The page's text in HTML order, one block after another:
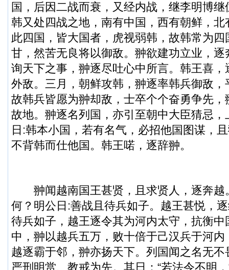
国，后因二战而衰，又经内战，继李明博
韩又处四战之地，南有中国，西有朝鲜，
此四国，皆大国者，虎视弱韩，故韩常为
甘，然苦无良将以御敌。翀欲建功立业，
询天下之事，翀逐尽吐心中所言。韩王喜
外敌。三月，朝鲜攻韩，翀逐率韩兵御敌
故韩兵皆愿为翀却敌，士卒个个奋勇争先
故地。翀逐名列国，亦引至朝中大臣猜忌
日:韩本小国，若有名气，必招他国图谋，
不背韩而仕他国。韩王喏，逐辞翀。
翀闻越南国王甚贤，且求贤人，逐奔越
何？明公日:善战且待兵如子。越王甚悦，
待兵如子，越王逐令其为河内太守，抗衡
中，翀以越兵五万，败十倍于己汉兵于河
越逐霸于邻，翀亦扬天下。列国闻之名无
严刑明赏、教戒为先。其日：“若法令不明